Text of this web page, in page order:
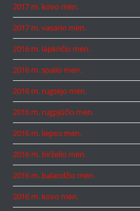
2017 m. kovo mėn.
2017 m. vasario mėn.
2016 m. lapkričio mėn.
2016 m. spalio mėn.
2016 m. rugsėjo mėn.
2016 m. rugpjūčio mėn.
2016 m. liepos mėn.
2016 m. birželio mėn.
2016 m. balandžio mėn.
2016 m. kovo mėn.